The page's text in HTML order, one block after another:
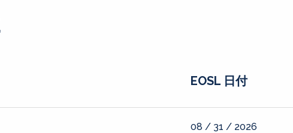
EOSL 日付
08 / 31 / 2026